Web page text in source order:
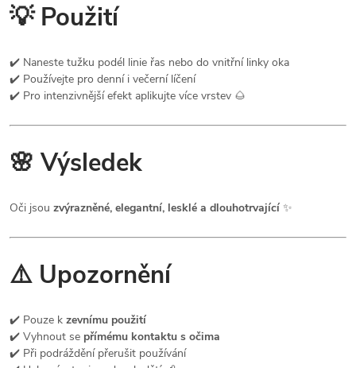
💡 Použití
✔️ Naneste tužku podél linie řas nebo do vnitřní linky oka
✔️ Používejte pro denní i večerní líčení
✔️ Pro intenzivnější efekt aplikujte více vrstev 🌰
🌸 Výsledek
Oči jsou zvýrazněné, elegantní, lesklé a dlouhotrvající ✨
⚠️ Upozornění
✔️ Pouze k zevnímu použití
✔️ Vyhnout se přímému kontaktu s očima
✔️ Při podráždění přerušit používání